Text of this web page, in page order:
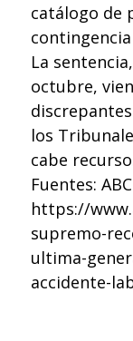
catálogo de
La
octubre,
los
cabe
Fuentes: ABC
https://
supremo-
ultima-
accidente-